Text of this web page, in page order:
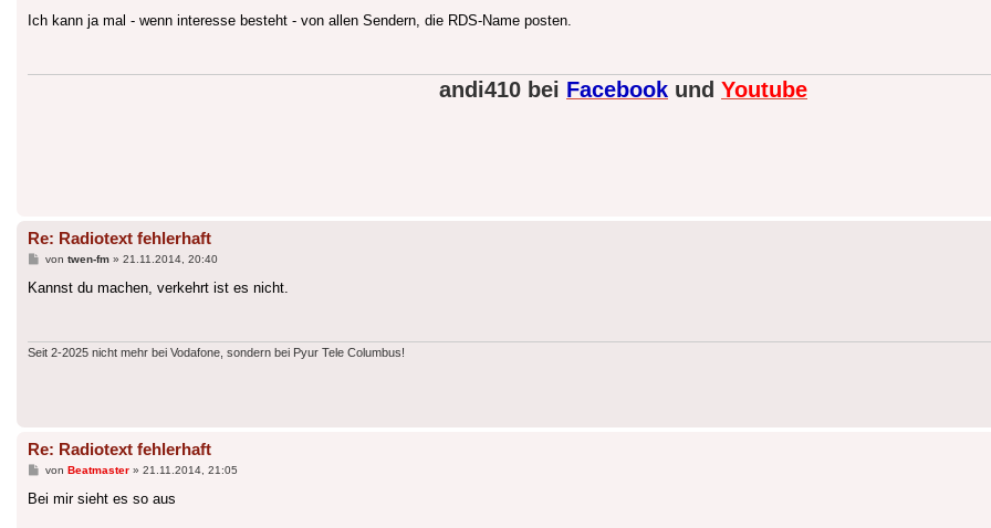
Ich kann ja mal - wenn interesse besteht - von allen Sendern, die RDS-Name posten.
andi410 bei Facebook und Youtube
Re: Radiotext fehlerhaft
Beitrag
von twen-fm» 21.11.2014, 20:40
Kannst du machen, verkehrt ist es nicht.
Seit 2-2025 nicht mehr bei Vodafone, sondern bei Pyur Tele Columbus!
Re: Radiotext fehlerhaft
Beitrag
von Beatmaster» 21.11.2014, 21:05
Bei mir sieht es so aus